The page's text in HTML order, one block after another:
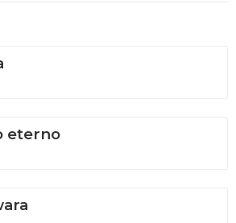
eterno